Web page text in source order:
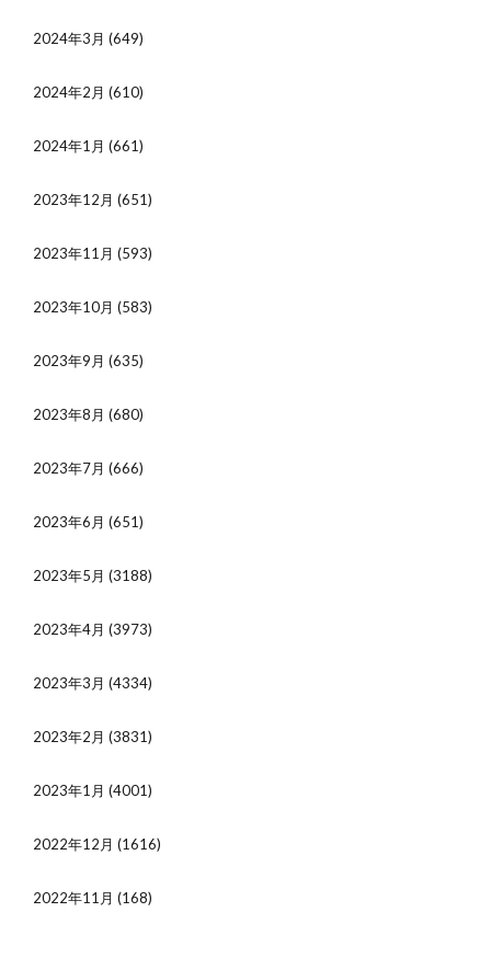
2024年3月 (649)
2024年2月 (610)
2024年1月 (661)
2023年12月 (651)
2023年11月 (593)
2023年10月 (583)
2023年9月 (635)
2023年8月 (680)
2023年7月 (666)
2023年6月 (651)
2023年5月 (3188)
2023年4月 (3973)
2023年3月 (4334)
2023年2月 (3831)
2023年1月 (4001)
2022年12月 (1616)
2022年11月 (168)